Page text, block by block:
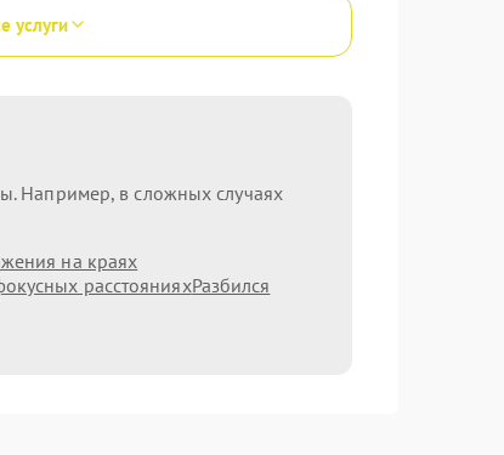
услуги
Например, в сложных случаях
на краях
расстоянияхРазбился